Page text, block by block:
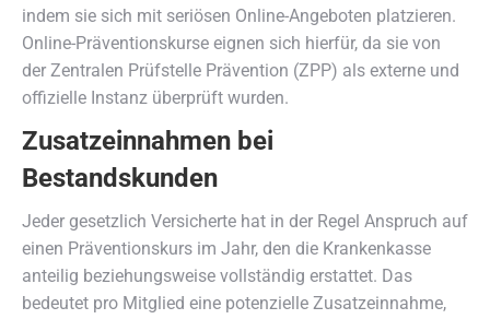
indem sie sich mit seriösen Online-Angeboten platzieren.
Online-Präventionskurse eignen sich hierfür, da sie von
der Zentralen Prüfstelle Prävention (ZPP) als externe und
offizielle Instanz überprüft wurden.
Zusatzeinnahmen bei
Bestandskunden
Jeder gesetzlich Versicherte hat in der Regel Anspruch auf
einen Präventionskurs im Jahr, den die Krankenkasse
anteilig beziehungsweise vollständig erstattet. Das
bedeutet pro Mitglied eine potenzielle Zusatzeinnahme,